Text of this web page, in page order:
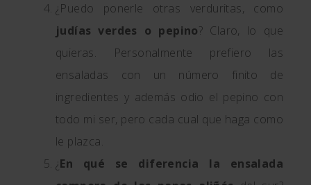
¿Puedo ponerle otras verduritas, como
judías verdes o pepino? Claro, lo que
quieras. Personalmente prefiero las
ensaladas con un número finito de
ingredientes y además odio el pepino con
todo mi ser, pero cada cual que haga como
le plazca.
¿En qué se diferencia la ensalada